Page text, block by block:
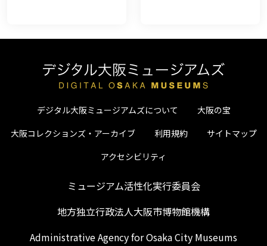
デジタル大阪ミュージアムズについて
大阪の宝
大阪コレクションズ・アーカイブ
利用規約
サイトマップ
アクセシビリティ
ミュージアム活性化実行委員会
地方独立行政法人大阪市博物館機構
Administrative Agency for Osaka City Museums